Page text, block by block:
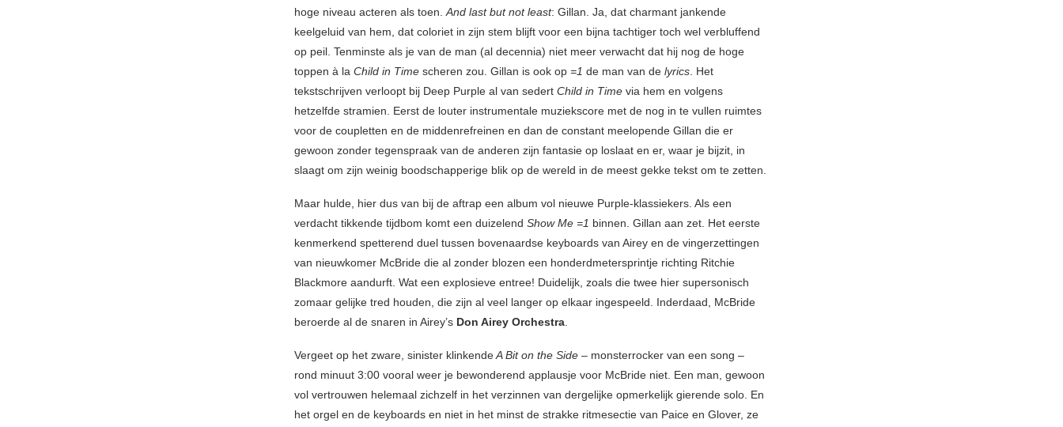
hoge niveau acteren als toen.And last but not least: Gillan. Ja, dat charmant jankende
keelgeluid van hem, dat coloriet in zijn stem blijft voor een bijna tachtiger toch wel verbluffend
op peil. Tenminste als je van de man (al decennia) niet meer verwacht dat hij nog de hoge
toppen à la Child in Time scheren zou. Gillan is ook op =1 de man van de lyrics. Het
tekstschrijven verloopt bij Deep Purple al van sedert Child in Time via hem en volgens
hetzelfde stramien. Eerst de louter instrumentale muziekscore met de nog in te vullen ruimtes
voor de coupletten en de middenrefreinen en dan de constant meelopende Gillan die er
gewoon zonder tegenspraak van de anderen zijn fantasie op loslaat en er, waar je bijzit, in
slaagt om zijn weinig boodschapperige blik op de wereld in de meest gekke tekst om te zetten.
Maar hulde, hier dus van bij de aftrap een album vol nieuwe Purple-klassiekers. Als een
verdacht tikkende tijdbom komt een duizelend Show Me =1 binnen. Gillan aan zet. Het eerste
kenmerkend spetterend duel tussen bovenaardse keyboards van Airey en de vingerzettingen
van nieuwkomer McBride die al zonder blozen een honderdmetersprintje richting Ritchie
Blackmore aandurft. Wat een explosieve entree! Duidelijk, zoals die twee hier supersonisch
zomaar gelijke tred houden, die zijn al veel langer op elkaar ingespeeld. Inderdaad, McBride
beroerde al de snaren in Airey’s Don Airey Orchestra.
Vergeet op het zware, sinister klinkendeA Bit on the Side – monsterrocker van een song –
rond minuut 3:00 vooral weer je bewonderend applausje voor McBride niet. Een man, gewoon
vol vertrouwen helemaal zichzelf in het verzinnen van dergelijke opmerkelijk gierende solo. En
het orgel en de keyboards en niet in het minst de strakke ritmesectie van Paice en Glover, ze